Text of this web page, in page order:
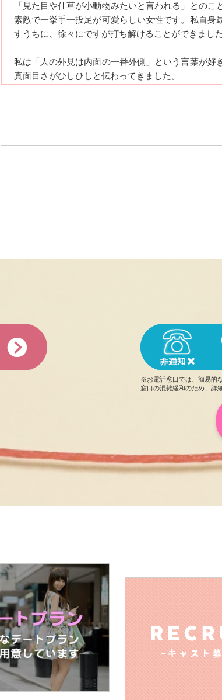
Q.好きな芸能人は誰ですか
A.宮下草薙さん✨
Q.好きなスポーツは何ですか
A. ダンス?
Q.ストレスの解消方法は？
A. 自立した女性になれるよう勉強してます✍
Q.あなたにとって大切なものは何ですか
Q.外見と中身、どちらを重視しますか
A. 中身！
A. ユニクロとかGU系の無地のシンプルなファッション!!
Q.男性への告白は直接ですか、電話ですか、メール（
A. 直接か電話かな？
Q.デートで行ってみたいところは何処ですか
A.ゆったりできるカフェでスイーツを楽しみながらた
も楽しめる場所も気になる💭✨
「見た目や仕草が小動物みたいと言われる」とのこ
素敵で一挙手一投足が可愛らしい女性です。私自身
すうちに、徐々にですが打ち解けることができました
私は「人の外見は内面の一番外側」という言葉が好
真面目さがひしひしと伝わってきました。
あいちゃんのおかげで素晴らしく楽しいデートにな
また、あいちゃんの大好きなスイーツデートたくさ
はじめての利用となります。プロフィールや写真か
しさオーラが伝わってまいり
地良
！次はどこに一緒に出かけようかなと、デート後も
※お電話窓口では、簡易的
窓口の混雑緩和のため、詳